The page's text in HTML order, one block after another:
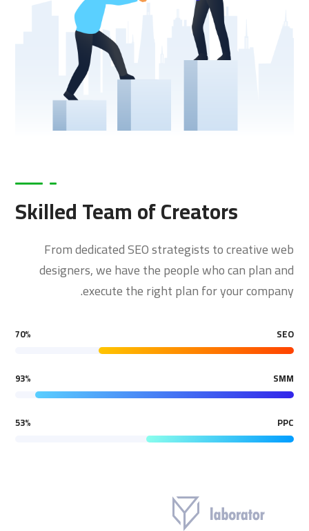
Skilled Team of Creators
From dedicated SEO strategists to creative web
designers, we have the people who can plan and
execute the right plan for your company.
SEO
70%
SMM
93%
PPC
53%